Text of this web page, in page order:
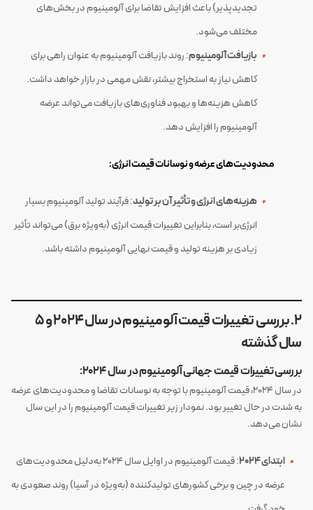
تجدیدپذیر) باعث افزایش تقاضا برای آلومینیوم در بخش‌های
مختلف می‌شود.
بازیافت آلومینیوم: روند بازیافت آلومینیوم به عنوان راهی برای
کاهش نیاز به استخراج بیشتر، نقش مهمی در بازار خواهد داشت.
کاهش هزینه‌ها و بهبود فناوری‌های بازیافت می‌تواند عرضه
آلومینیوم را افزایش دهد.
محدودیت‌های عرضه و نوسانات قیمت انرژی:
هزینه‌های انرژی و تأثیر آن بر تولید: فرآیند تولید آلومینیوم بسیار
انرژی‌بر است، بنابراین تغییرات قیمت انرژی (به‌ویژه برق) می‌تواند تأثیر
زیادی بر هزینه تولید و قیمت نهایی آلومینیوم داشته باشد.
2. بررسی تغییرات قیمت آلومینیوم در سال 2024 و 5
سال گذشته
بررسی تغییرات قیمت جهانی آلومینیوم در سال 2024:
در سال 2024، قیمت آلومینیوم با توجه به نوسانات تقاضا و محدودیت‌های عرضه
به شدت در حال تغییر بود. نمودار زیر تغییرات قیمت آلومینیوم را در این سال
نشان می‌دهد.
ابتدای 2024
: قیمت آلومینیوم در اوایل سال 2024 به‌دلیل محدودیت‌های
عرضه در چین و برخی کشورهای تولیدکننده (به‌ویژه در آسیا) روند صعودی به